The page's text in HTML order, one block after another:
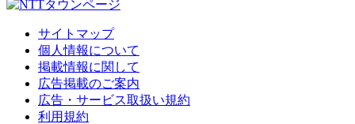
サイトマップ
個人情報について
掲載情報に関して
広告掲載のご案内
広告・サービス取扱い規約
利用規約